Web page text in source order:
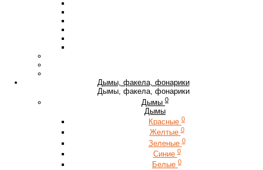
Дымы, факела, фонарики
Дымы, факела, фонарики
Дымы 0
Дымы
Красные 0
Желтые 0
Зеленые 0
Синие 0
Белые 0